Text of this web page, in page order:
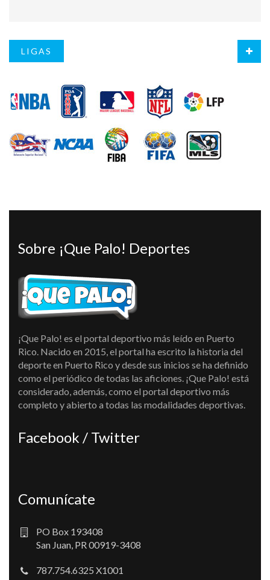
LIGAS
Sobre ¡Que Palo! Deportes
¡Que Palo! es el portal deportivo más leído en Puerto
Rico. Nacido en 2015, el portal ha escrito la historia del
deporte en Puerto Rico y desde sus inicios se ha definido
como el periódico de todas las aficiones. ¡Que Palo! está
considerado, además, como el portal deportivo más
completo y abierto a todas las modalidades deportivas.
Facebook / Twitter
Comunícate
PO Box 193408
San Juan, PR 00919-3408
787.754.6325 X1001